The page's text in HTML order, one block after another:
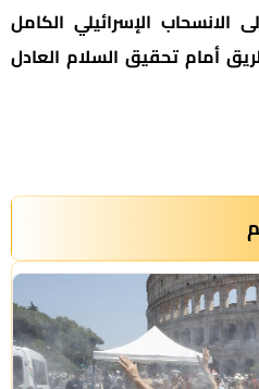
الإسرائيلي الكامل
أمام تحقيق السلام العادل